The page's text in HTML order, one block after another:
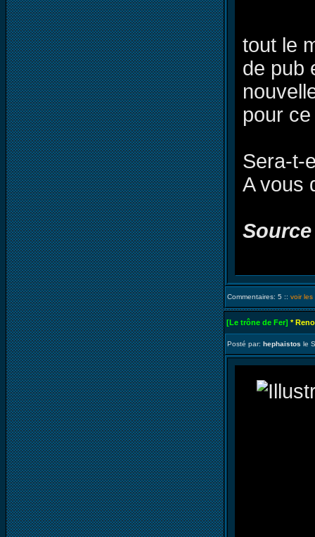
tout le
de pub
pour
Sera-t-
A vous
Source
Commentaires: 5 :: voir les
[Le trône de Fer] *
Posté par: hephaistos le